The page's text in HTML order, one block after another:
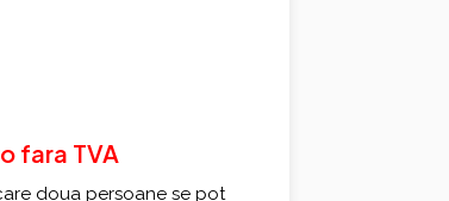
fara TVA
doua persoane se pot